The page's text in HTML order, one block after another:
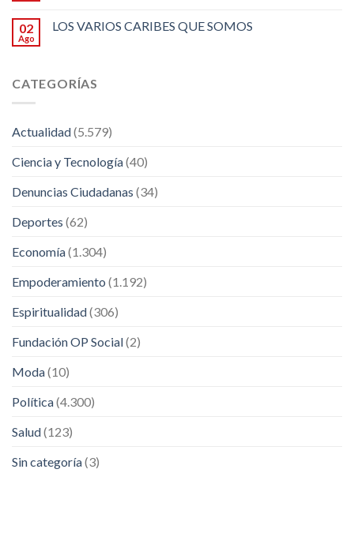
02
Ago
LOS VARIOS CARIBES QUE SOMOS
CATEGORÍAS
Actualidad(5.579)
Ciencia y Tecnología(40)
Denuncias Ciudadanas (34)
Deportes (62)
Economía(1.304)
Empoderamiento (1.192)
Espiritualidad(306)
Fundación OP Social(2)
Moda(10)
Política(4.300)
Salud(123)
Sin categoría(3)